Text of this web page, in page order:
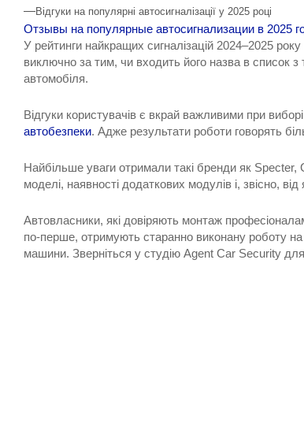
—Відгуки на популярні автосигналізації у 2025 році
Отзывы на популярные автосигнализации в 2025
У рейтинги найкращих сигналізацій 2024–2025
виключно за тим, чи входить його назва в список
автомобіля.
Відгуки користувачів є вкрай важливими при
автобезпеки. Адже результати роботи говорять
Найбільше уваги отримали такі бренди як Specter,
моделі, наявності додаткових модулів і, звісно, від
Автовласники, які довіряють монтаж
по-перше, отримують старанно виконану роботу на
машини. Зверніться у студію Agent Car Security для